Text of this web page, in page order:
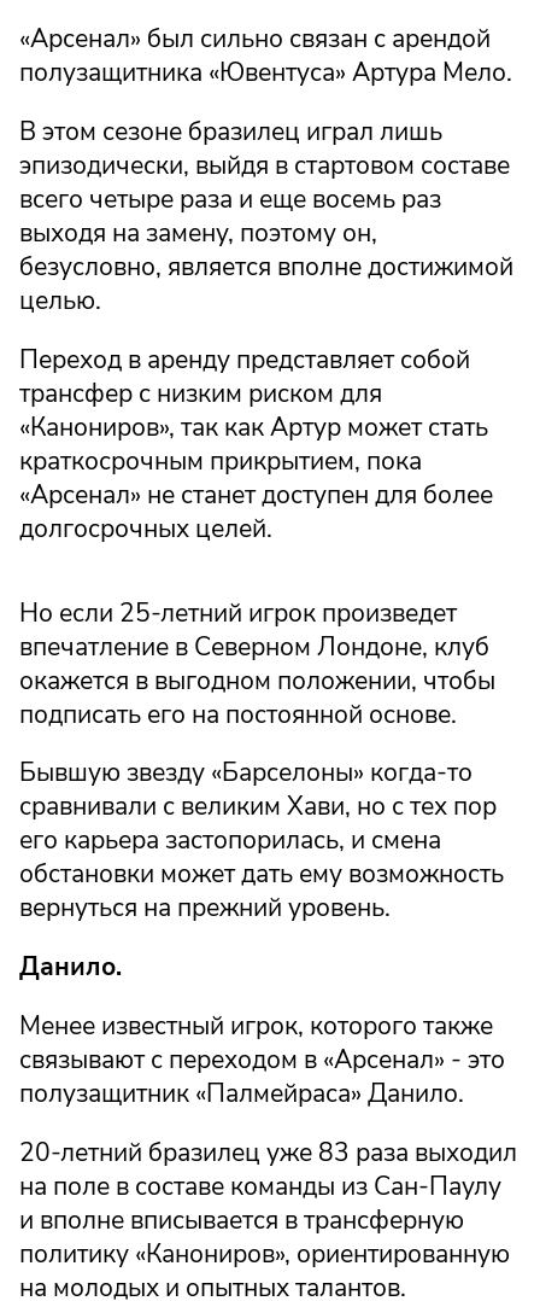
«Арсенал» был сильно связан с арендой
полузащитника «Ювентуса» Артура Мело.
В этом сезоне бразилец играл лишь
эпизодически, выйдя в стартовом составе
всего четыре раза и еще восемь раз
выходя на замену, поэтому он,
безусловно, является вполне достижимой
целью.
Переход в аренду представляет собой
трансфер с низким риском для
«Канониров», так как Артур может стать
краткосрочным прикрытием, пока
«Арсенал» не станет доступен для более
долгосрочных целей.
Но если 25-летний игрок произведет
впечатление в Северном Лондоне, клуб
окажется в выгодном положении, чтобы
подписать его на постоянной основе.
Бывшую звезду «Барселоны» когда-то
сравнивали с великим Хави, но с тех пор
его карьера застопорилась, и смена
обстановки может дать ему возможность
вернуться на прежний уровень.
Данило.
Менее известный игрок, которого также
связывают с переходом в «Арсенал» - это
полузащитник «Палмейраса» Данило.
20-летний бразилец уже 83 раза выходил
на поле в составе команды из Сан-Паулу
и вполне вписывается в трансферную
политику «Канониров», ориентированную
на молодых и опытных талантов.